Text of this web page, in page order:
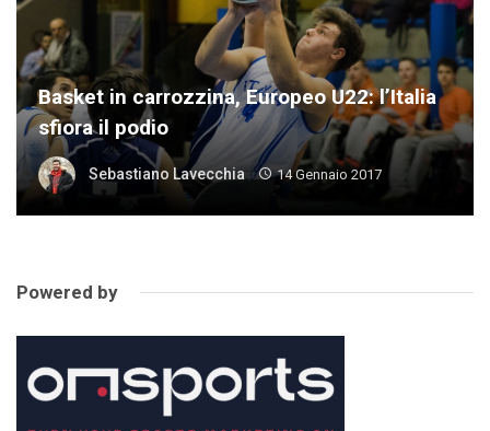
Basket in carrozzina, Europeo U22: l’Italia
sfiora il podio
Sebastiano Lavecchia 14 Gennaio 2017
Powered by